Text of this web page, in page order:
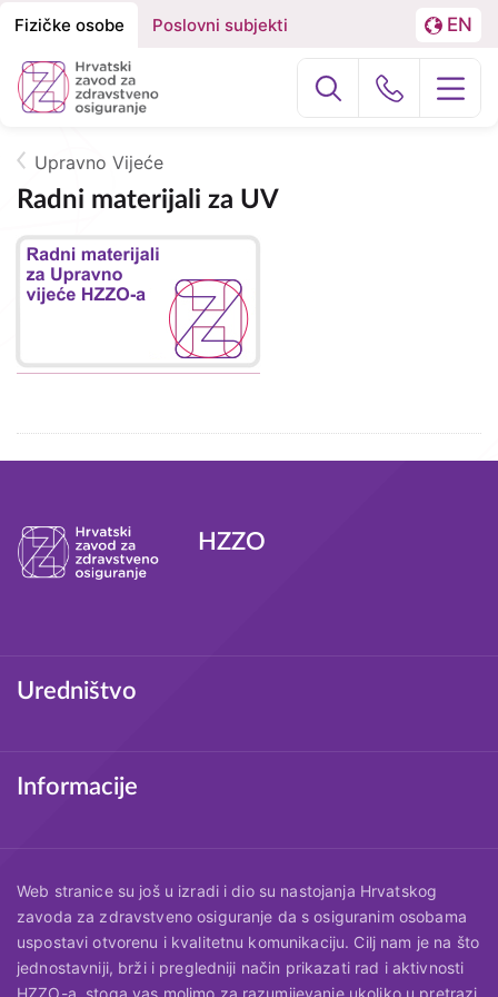
na
Fizičke
osobe
i
Poslovne
subjekte
Fizičke osobe Poslovni subjekti EN
Breadcrumb
Upravno Vijeće
Radni materijali za UV
Podnožje
HZZO
Uredništvo
Informacije
Web stranice su još u izradi i dio su nastojanja Hrvatskog
zavoda za zdravstveno osiguranje da s osiguranim osobama
uspostavi otvorenu i kvalitetnu komunikaciju. Cilj nam je na što
jednostavniji, brži i pregledniji način prikazati rad i aktivnosti
HZZO-a, stoga vas molimo za razumijevanje ukoliko u pretrazi
Izbornik
Poslovni
O nama
Zdravstvena zaštita
Zdravstvena zaštita u inozemstvu
e-Zdravstveno